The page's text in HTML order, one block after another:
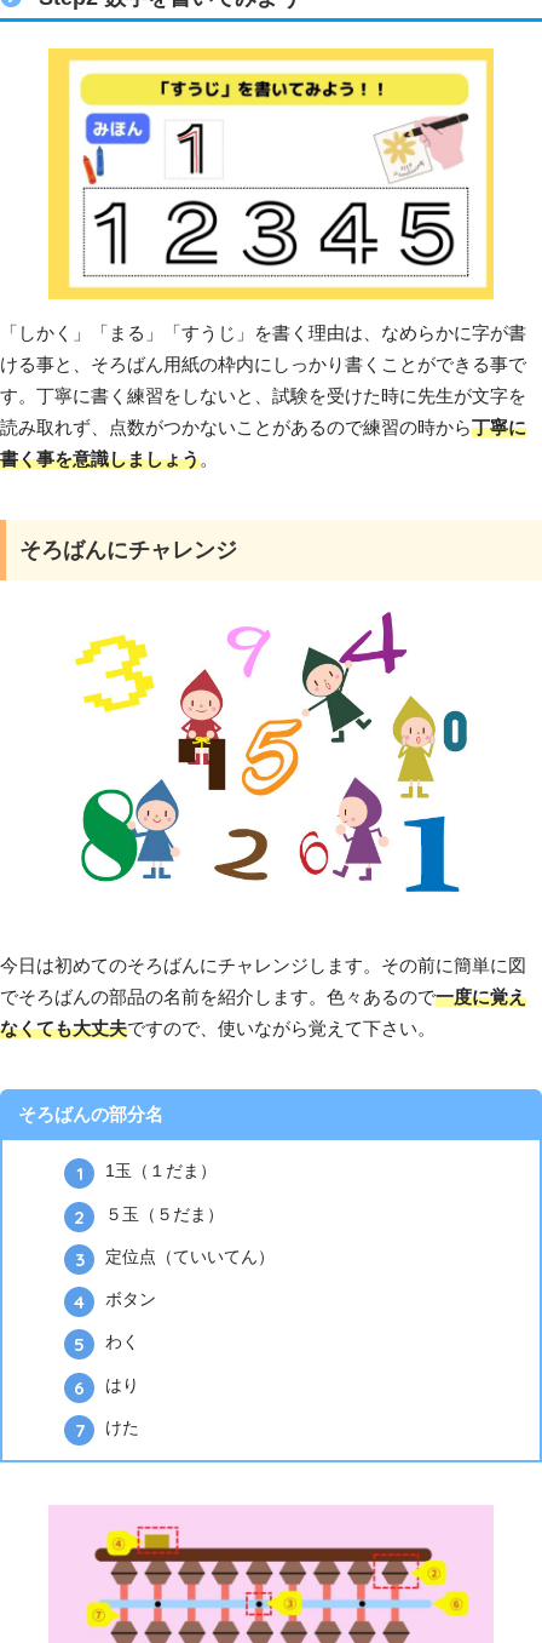
「しかく」「まる」「すうじ」を書く理由は、なめらかに字が書
ける事と、そろばん用紙の枠内にしっかり書くことができる事で
す。丁寧に書く練習をしないと、試験を受けた時に先生が文字を
読み取れず、点数がつかないことがあるので練習の時から丁寧に
書く事を意識しましょう。
そろばんにチャレンジ
今日は初めてのそろばんにチャレンジします。その前に簡単に図
でそろばんの部品の名前を紹介します。色々あるので一度に覚え
なくても大丈夫ですので、使いながら覚えて下さい。
そろばんの部分名
1玉（１だま）
５玉（５だま）
定位点（ていいてん）
ボタン
わく
はり
けた